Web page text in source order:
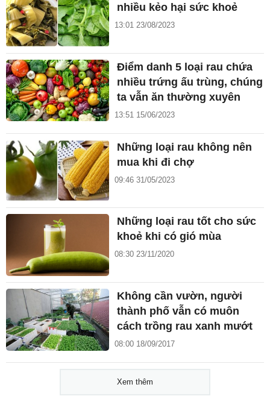
nhiều kẻo hại sức khoẻ
13:01 23/08/2023
Điểm danh 5 loại rau chứa
nhiều trứng ấu trùng, chúng
ta vẫn ăn thường xuyên
13:51 15/06/2023
Những loại rau không nên
mua khi đi chợ
09:46 31/05/2023
Những loại rau tốt cho sức
khoẻ khi có gió mùa
08:30 23/11/2020
Không cần vườn, người
thành phố vẫn có muôn
cách trồng rau xanh mướt
08:00 18/09/2017
Xem thêm